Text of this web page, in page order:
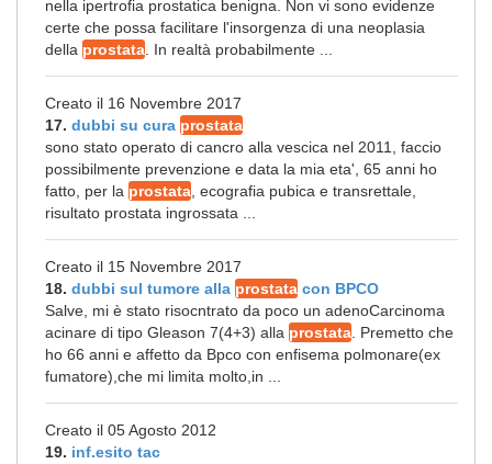
nella ipertrofia prostatica benigna. Non vi sono evidenze
certe che possa facilitare l'insorgenza di una neoplasia
della prostata . In realtà probabilmente ...
Creato il 16 Novembre 2017
17. dubbi su cura prostata
sono stato operato di cancro alla vescica nel 2011, faccio
possibilmente prevenzione e data la mia eta', 65 anni ho
fatto, per la prostata , ecografia pubica e transrettale,
risultato prostata ingrossata ...
Creato il 15 Novembre 2017
18. dubbi sul tumore alla prostata con BPCO
Salve, mi è stato risocntrato da poco un adenoCarcinoma
acinare di tipo Gleason 7(4+3) alla prostata . Premetto che
ho 66 anni e affetto da Bpco con enfisema polmonare(ex
fumatore),che mi limita molto,in ...
Creato il 05 Agosto 2012
19. inf.esito tac